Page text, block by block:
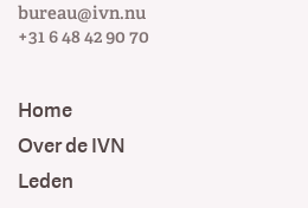
bureau@ivn.nu
+31 6 48 42 90 70
Home
Over de IVN
Leden